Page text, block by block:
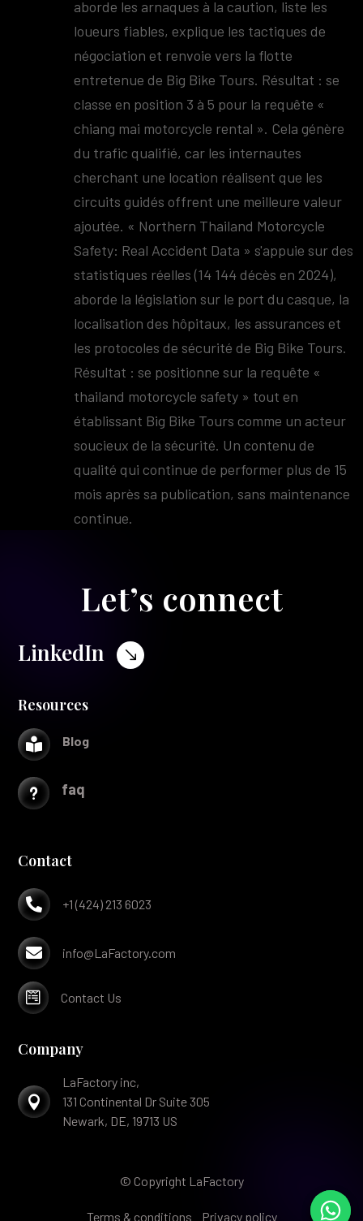
aborde les arnaques à la caution, liste les
loueurs fiables, explique les tactiques de
négociation et renvoie vers la flotte
entretenue de Big Bike Tours. Résultat : se
classe en position 3 à 5 pour la requête «
chiang mai motorcycle rental ». Cela génère
du trafic qualifié, car les internautes
cherchant une location réalisent que les
circuits guidés offrent une meilleure valeur
ajoutée. « Northern Thailand Motorcycle
Safety: Real Accident Data » s'appuie sur des
statistiques réelles (14 144 décès en 2024),
aborde la législation sur le port du casque, la
localisation des hôpitaux, les assurances et
les protocoles de sécurité de Big Bike Tours.
Résultat : se positionne sur la requête «
thailand motorcycle safety » tout en
établissant Big Bike Tours comme un acteur
soucieux de la sécurité. Un contenu de
qualité qui continue de performer plus de 15
mois après sa publication, sans maintenance
continue.
Let’s connect
$
LinkedIn
Resources
 Blog
u faq
Contact
 +1 (424) 213 6023
 info@LaFactory.com
 Contact Us
Company

LaFactory inc,
131 Continental Dr Suite 305
Newark, DE, 19713 US
© Copyright LaFactory
Terms & conditions Privacy policy